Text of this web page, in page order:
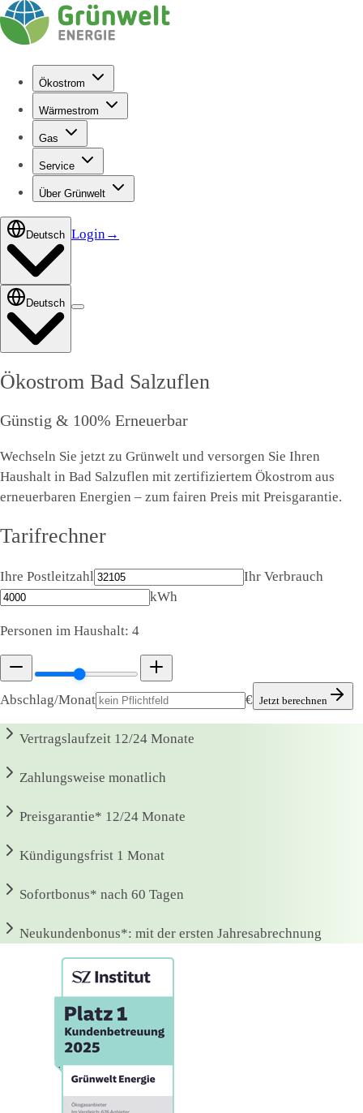
Ökostrom
Wärmestrom
Gas
Service
Über Grünwelt
Deutsch Login→
Deutsch
Ökostrom Bad Salzuflen
Günstig & 100% Erneuerbar
Wechseln Sie jetzt zu Grünwelt und versorgen Sie Ihren
Haushalt in Bad Salzuflen mit zertifiziertem Ökostrom aus
erneuerbaren Energien – zum fairen Preis mit Preisgarantie.
Tarifrechner
Ihre Postleitzahl
Ihr Verbrauch
kWh
Personen im Haushalt: 4
Abschlag/Monat € Jetzt berechnen
Vertragslaufzeit 12/24 Monate
Zahlungsweise monatlich
Preisgarantie* 12/24 Monate
Kündigungsfrist 1 Monat
Sofortbonus* nach 60 Tagen
Neukundenbonus*: mit der ersten Jahresabrechnung